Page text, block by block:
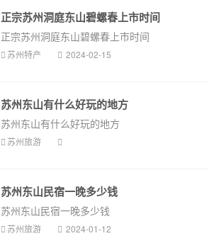
正宗苏州洞庭东山碧螺春上市时间
正宗苏州洞庭东山碧螺春上市时间
苏州特产 2024-02-15
苏州东山有什么好玩的地方
苏州东山有什么好玩的地方
苏州旅游
苏州东山民宿一晚多少钱
苏州东山民宿一晚多少钱
苏州旅游 2024-01-12